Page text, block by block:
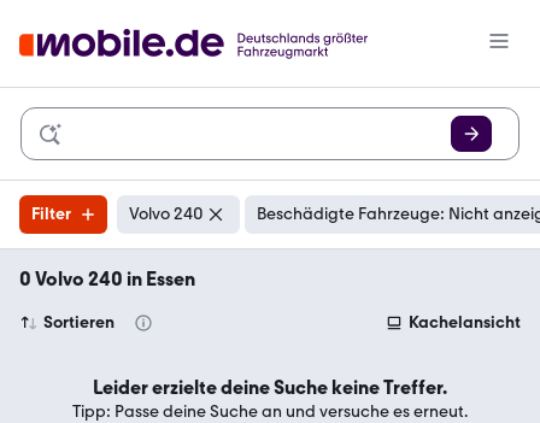
Filter Volvo 240 Beschädigte Fahrzeuge: Nicht
0 Volvo 240 in Essen
Sortieren Kachelansicht
Leider erzielte deine Suche keine Treffer.
Tipp: Passe deine Suche an und versuche es erneut.